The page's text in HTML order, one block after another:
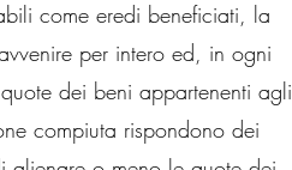
come eredi beneficiati, la
per intero ed, in ogni
dei beni appartenenti agli
compiuta rispondono dei